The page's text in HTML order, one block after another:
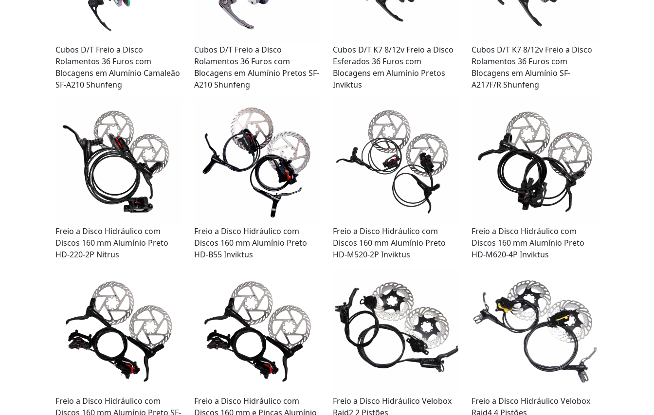
Cubos D/T Freio a Disco
Rolamentos 36 Furos com
Blocagens em Alumínio Camaleão
SF-A210 Shunfeng
Cubos D/T Freio a Disco
Rolamentos 36 Furos com
Blocagens em Alumínio Pretos SF-
A210 Shunfeng
Cubos D/T K7 8/12v Freio a Disco
Esferados 36 Furos com
Blocagens em Alumínio Pretos
Inviktus
Cubos D/T K7 8/12v Freio a Disco
Rolamentos 36 Furos com
Blocagens em Alumínio SF-
A217F/R Shunfeng
Freio a Disco Hidráulico com
Discos 160 mm Alumínio Preto
HD-220-2P Nitrus
Freio a Disco Hidráulico com
Discos 160 mm Alumínio Preto
HD-B55 Inviktus
Freio a Disco Hidráulico com
Discos 160 mm Alumínio Preto
HD-M520-2P Inviktus
Freio a Disco Hidráulico com
Discos 160 mm Alumínio Preto
HD-M620-4P Inviktus
Freio a Disco Hidráulico com
Discos 160 mm Alumínio Preto SF-
Freio a Disco Hidráulico com
Discos 160 mm e Pinças Alumínio
Freio a Disco Hidráulico Velobox
Raid2 2 Pistões
Freio a Disco Hidráulico Velobox
Raid4 4 Pistões